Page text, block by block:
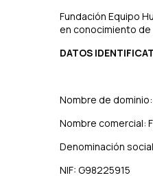
Fundación Equipo
en conocimiento de
DATOS
Nombre de
Nombre comercial:
Denominación
NIF: G98225915